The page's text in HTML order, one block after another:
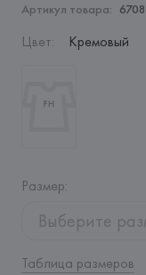
Артикул товара:
Цвет: Кремовый
Размер:
Выберите
Таблица размеров